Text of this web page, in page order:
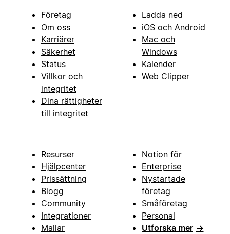
Företag
Om oss
Karriärer
Säkerhet
Status
Villkor och
integritet
Dina rättigheter
till integritet
Ladda ned
iOS och Android
Mac och
Windows
Kalender
Web Clipper
Resurser
Hjälpcenter
Prissättning
Blogg
Community
Integrationer
Mallar
Notion för
Enterprise
Nystartade
företag
Småföretag
Personal
Utforska mer →